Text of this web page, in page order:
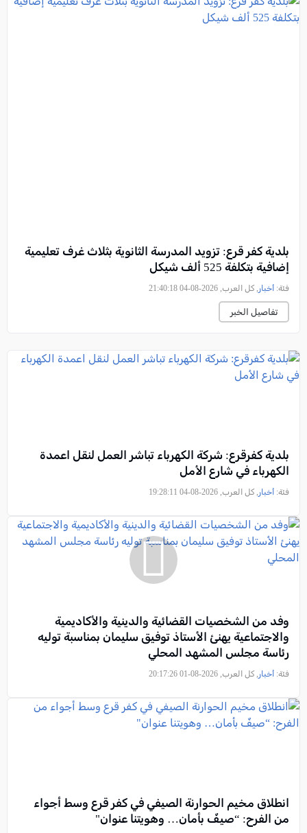
بلدية كفر قرع: تزويد المدرسة الثانوية بثلاث غرف تعليمية
إضافية بتكلفة 525 ألف شيكل
فئة: أخبار , كل العرب, 2026-08-04 21:40:18
تفاصيل الخبر
بلدية كفرقرع: شركة الكهرباء تباشر العمل لنقل اعمدة
الكهرباء في شارع الأمل
فئة: أخبار , كل العرب, 2026-08-04 19:28:11
وفد من الشخصيات القضائية والدينية والأكاديمية
والاجتماعية يهنئ الأستاذ توفيق سليمان بمناسبة توليه
رئاسة مجلس المشهد المحلي
فئة: أخبار , كل العرب, 2026-08-01 20:17:26
انطلاق مخيم الحوارنة الصيفي في كفر قرع وسط أجواء
من الفرح: “صيفٌ بأمان… وهويتنا عنوان"